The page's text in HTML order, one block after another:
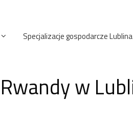
Specjalizacje gospodarcze Lublina
w